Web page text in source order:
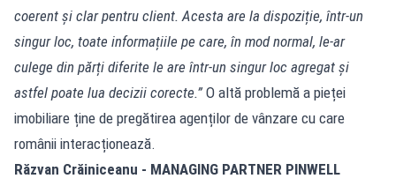
coerent și clar pentru client. Acesta are la dispoziție, într-un
singur loc, toate informațiile pe care, în mod normal, le-ar
culege din părți diferite le are într-un singur loc agregat și
astfel poate lua decizii corecte.”O altă problemă a pieței
imobiliare ține de pregătirea agenților de vânzare cu care
românii interacționează.
Răzvan Crăiniceanu - MANAGING PARTNER PINWELL